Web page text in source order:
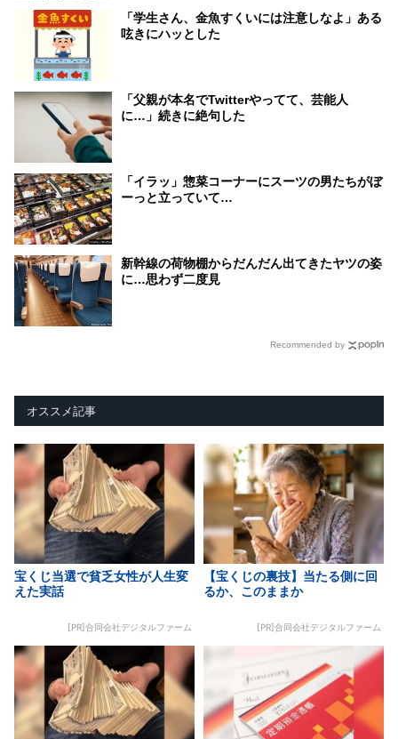
「学生さん、金魚すくいには注意しなよ」ある
呟きにハッとした
「父親が本名でTwitterやってて、芸能人
に…」続きに絶句した
「イラッ」惣菜コーナーにスーツの男たちがぼ
ーっと立っていて…
新幹線の荷物棚からだんだん出てきたヤツの姿
に…思わず二度見
Recommended by
オススメ記事
宝くじ当選で貧乏女性が人生変
えた実話
[PR]合同会社デジタルファーム
【宝くじの裏技】当たる側に回
るか、このままか
[PR]合同会社デジタルファーム